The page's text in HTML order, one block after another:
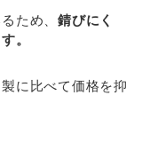
ため、 錆びにく
。
に比べて価格を抑